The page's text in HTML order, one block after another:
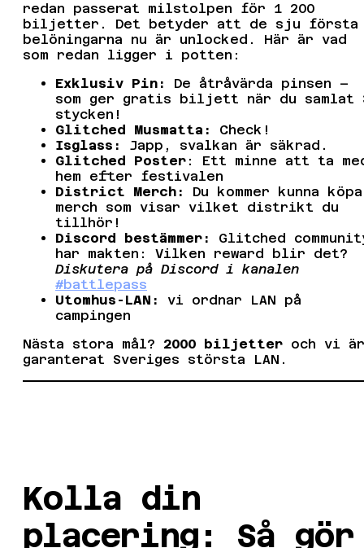
redan passerat milstolpen för 1 200
biljetter. Det betyder att de sju första
belöningarna nu är unlocked. Här är vad
som redan ligger i potten:
Exklusiv Pin: De åtråvärda pinsen –
som ger gratis biljett när du samlat
stycken!
Glitched Musmatta:
Check!
Isglass:
Japp, svalkan är säkrad.
Glitched Poster : Ett minne att ta
hem efter festivalen
District Merch:
Du kommer kunna köpa
merch som visar vilket distrikt du
tillhör!
Discord bestämmer:
Glitched
har makten: Vilken reward blir det?
Diskutera på Discord i kanalen
#battlepass
Utomhus-LAN:
vi ordnar LAN på
campingen
Nästa stora mål? 2000 biljetter och vi är
garanterat Sveriges största LAN.
Kolla din
placering: Så gör